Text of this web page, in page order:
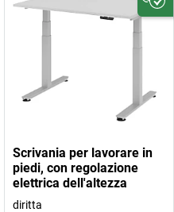
Scrivania per lavorare in
piedi, con regolazione
elettrica dell'altezza
diritta